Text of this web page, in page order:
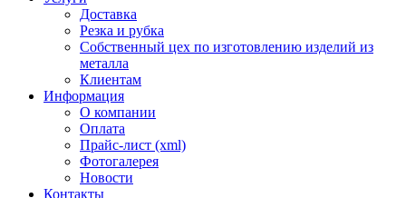
Доставка
Резка и рубка
Собственный цех по изготовлению изделий из
металла
Клиентам
Информация
О компании
Оплата
Прайс-лист (xml)
Фотогалерея
Новости
Контакты